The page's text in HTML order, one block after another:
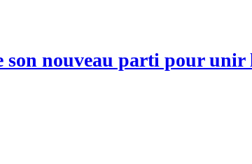
son nouveau parti pour unir